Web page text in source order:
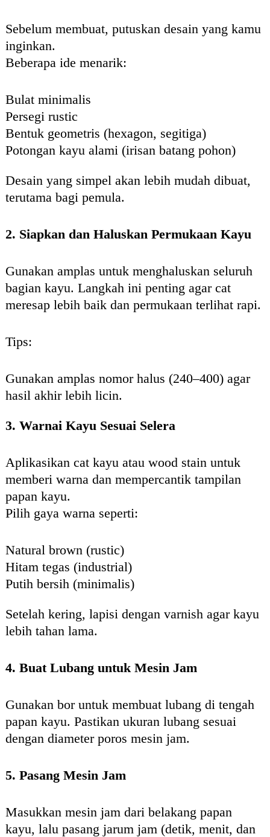
Sebelum membuat, putuskan desain yang kamu
inginkan.
Beberapa ide menarik:
Bulat minimalis
Persegi rustic
Bentuk geometris (hexagon, segitiga)
Potongan kayu alami (irisan batang pohon)
Desain yang simpel akan lebih mudah dibuat,
terutama bagi pemula.
2. Siapkan dan Haluskan Permukaan Kayu
Gunakan amplas untuk menghaluskan seluruh
bagian kayu. Langkah ini penting agar cat
meresap lebih baik dan permukaan terlihat rapi.
Tips:
Gunakan amplas nomor halus (240–400) agar
hasil akhir lebih licin.
3. Warnai Kayu Sesuai Selera
Aplikasikan cat kayu atau wood stain untuk
memberi warna dan mempercantik tampilan
papan kayu.
Pilih gaya warna seperti:
Natural brown (rustic)
Hitam tegas (industrial)
Putih bersih (minimalis)
Setelah kering, lapisi dengan varnish agar kayu
lebih tahan lama.
4. Buat Lubang untuk Mesin Jam
Gunakan bor untuk membuat lubang di tengah
papan kayu. Pastikan ukuran lubang sesuai
dengan diameter poros mesin jam.
5. Pasang Mesin Jam
Masukkan mesin jam dari belakang papan
kayu, lalu pasang jarum jam (detik, menit, dan